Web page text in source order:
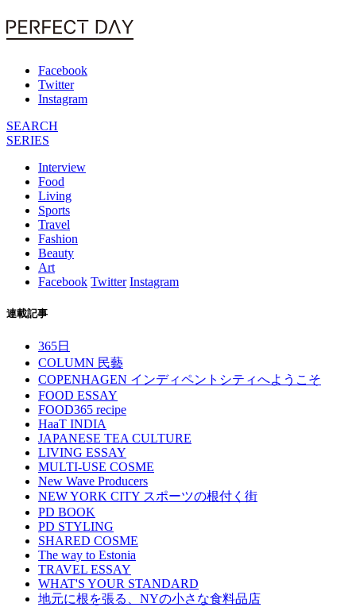
Facebook
Twitter
Instagram
SEARCH
SERIES
Interview
Food
Living
Sports
Travel
Fashion
Beauty
Art
Facebook Twitter Instagram
連載記事
365日
COLUMN 民藝
COPENHAGEN インディペントシティへようこそ
FOOD ESSAY
FOOD365 recipe
HaaT INDIA
JAPANESE TEA CULTURE
LIVING ESSAY
MULTI-USE COSME
New Wave Producers
NEW YORK CITY スポーツの根付く街
PD BOOK
PD STYLING
SHARED COSME
The way to Estonia
TRAVEL ESSAY
WHAT'S YOUR STANDARD
地元に根を張る、NYの小さな食料品店